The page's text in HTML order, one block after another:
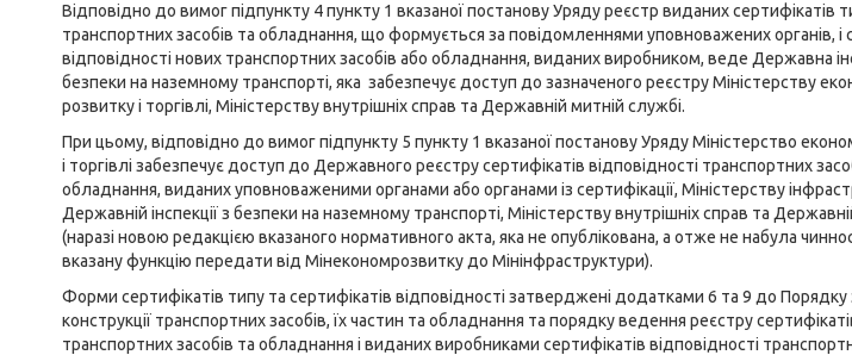
Відповідно до вимог підпункту 4 пункту 1 вказаної постанову Уряду реєстр виданих сертифікатів
транспортних засобів та обладнання, що формується за повідомленнями уповноважених органів, і
відповідності нових транспортних засобів або обладнання, виданих виробником, веде Державна
безпеки на наземному транспорті, яка забезпечує доступ до зазначеного реєстру Міністерству
розвитку і торгівлі, Міністерству внутрішніх справ та Державній митній службі.
При цьому, відповідно до вимог підпункту 5 пункту 1 вказаної постанову Уряду Міністерство
і торгівлі забезпечує доступ до Державного реєстру сертифікатів відповідності транспортних
обладнання, виданих уповноваженими органами або органами із сертифікації, Міністерству
Державній інспекції з безпеки на наземному транспорті, Міністерству внутрішніх справ та
(наразі новою редакцією вказаного нормативного акта, яка не опублікована, а отже не набула
вказану функцію передати від Мінекономрозвитку до Мінінфраструктури).
Форми сертифікатів типу та сертифікатів відповідності затверджені додатками 6 та 9 до
конструкції транспортних засобів, їх частин та обладнання та порядку ведення реєстру
транспортних засобів та обладнання і виданих виробниками сертифікатів відповідності